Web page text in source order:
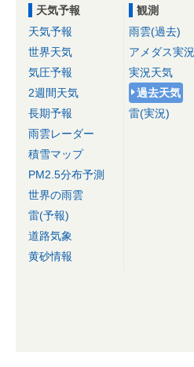
天気予報
天気予報
世界天気
気圧予報
2週間天気
長期予報
雨雲レーダー
積雪マップ
PM2.5分布予測
世界の雨雲
雷(予報)
道路気象
黄砂情報
観測
雨雲(過去)
アメダス実況
実況天気
過去天気
雷(実況)